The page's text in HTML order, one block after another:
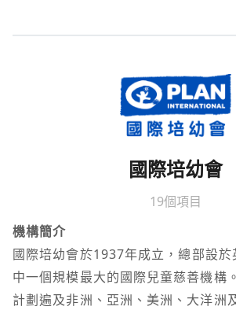
國際培幼會
19個項目
機構簡介
國際培幼會於1937年成立，總部設於
中一個規模最大的國際兒童慈善機構
計劃遍及非洲、亞洲、美洲、大洋洲